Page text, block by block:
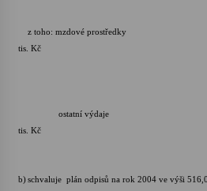
z toho: mzdové
tis. Kč
ostatní
tis. Kč
b) schvaluje plán odpisů na rok 2004 ve výši